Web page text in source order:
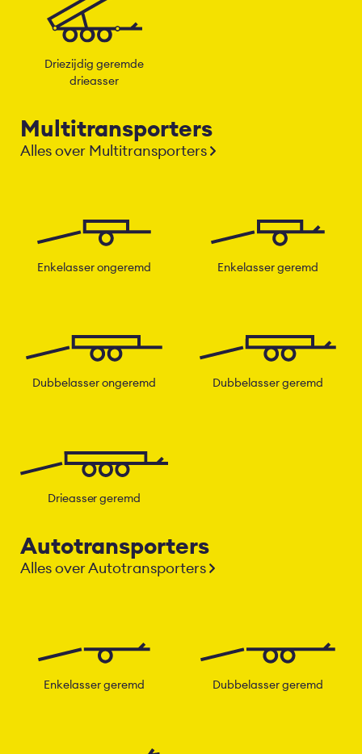
Driezijdig geremde
drieasser
Multitransporters
Alles over Multitransporters
Enkelasser ongeremd Enkelasser geremd
Dubbelasser ongeremd Dubbelasser geremd
Drieasser geremd
Autotransporters
Alles over Autotransporters
Enkelasser geremd Dubbelasser geremd